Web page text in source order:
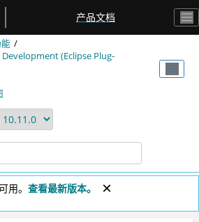
产品文档
(Eclipse Plug-
用。 查看最新版本。